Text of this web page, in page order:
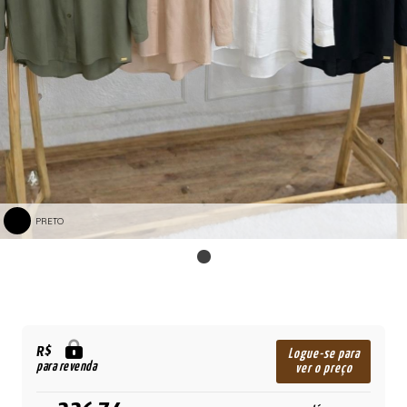
PRETO
R$
para revenda
Logue-se para
ver o preço